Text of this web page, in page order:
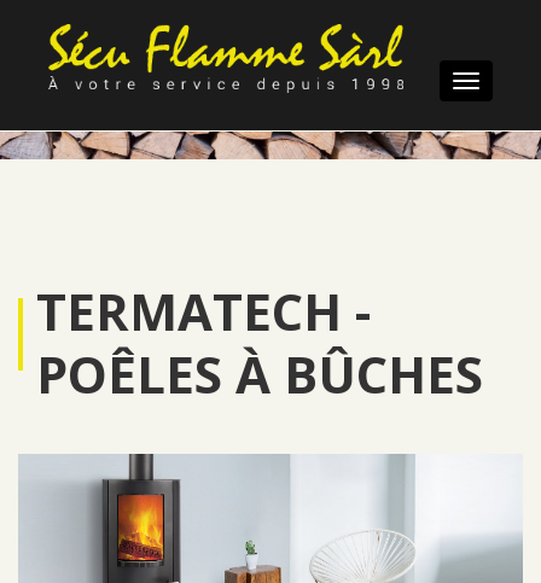
Toggle
TERMATECH -
POÊLES À BÛCHES